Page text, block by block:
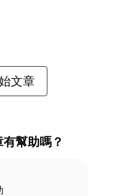
文章
幫助嗎？